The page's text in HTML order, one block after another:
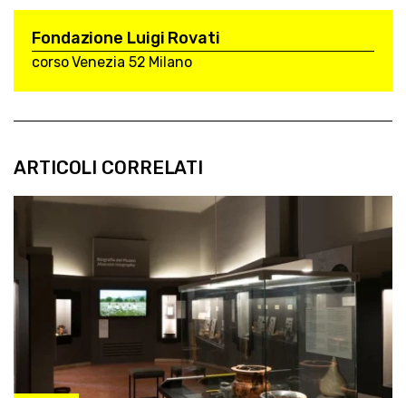
Fondazione Luigi Rovati
corso Venezia 52 Milano
ARTICOLI CORRELATI